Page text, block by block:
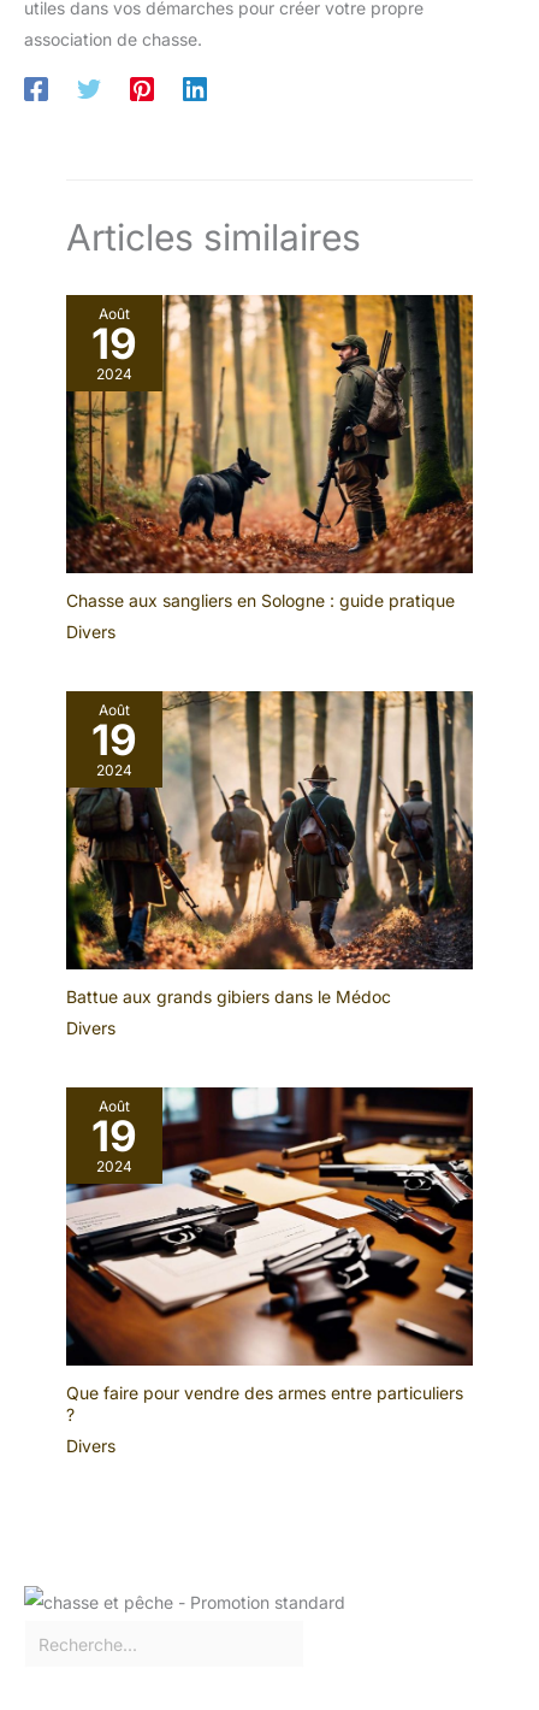
utiles dans vos démarches pour créer votre propre
association de chasse.
Articles similaires
Août
19
2024
Chasse aux sangliers en Sologne : guide pratique
Divers
Août
19
2024
Battue aux grands gibiers dans le Médoc
Divers
Août
19
2024
Que faire pour vendre des armes entre particuliers
?
Divers